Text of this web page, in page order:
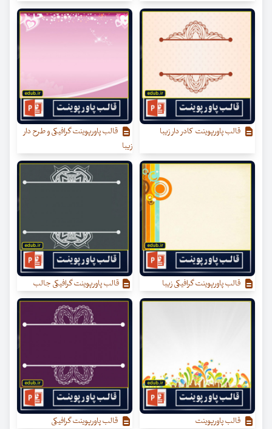
قالب پاورپوینت کادر دار زیبا
قالب پاورپوینت گرافیکی و طرح دار
زیبا
قالب پاورپوینت گرافیکی زیبا قالب پاورپوینت گرافیکی جالب
قالب پاورپوینت قالب پاورپوینت گرافیکی